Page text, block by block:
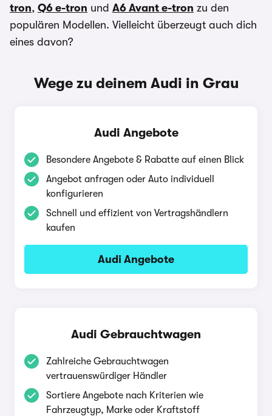
tron, Q6 e-tron und A6 Avant e-tron zu den
populären Modellen. Vielleicht überzeugt auch dich
eines davon?
Wege zu deinem Audi in Grau
Audi Angebote
Besondere Angebote & Rabatte auf einen Blick
Angebot anfragen oder Auto individuell
konfigurieren
Schnell und effizient von Vertragshändlern
kaufen
Audi Angebote
Audi Gebrauchtwagen
Zahlreiche Gebrauchtwagen
vertrauenswürdiger Händler
Sortiere Angebote nach Kriterien wie
Fahrzeugtyp, Marke oder Kraftstoff